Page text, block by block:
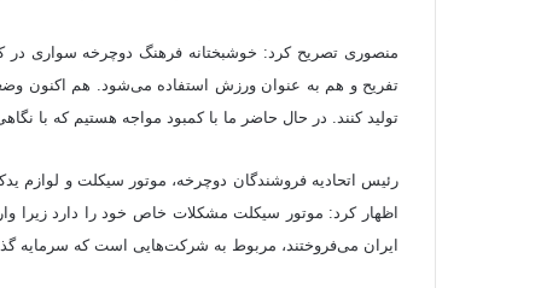
منصوری تصریح کرد: خوشبختانه فرهنگ دوچرخه سواری
تفریح و هم به عنوان ورزش استفاده می‌شود. هم اکنون
تولید کنند. در حال حاضر ما با کمبود مواجه هستیم که با
رئیس اتحادیه فروشندگان دوچرخه، موتور سیکلت و لوازم
اظهار کرد: موتور سیکلت مشکلات خاص خود را دارد زیرا
ایران می‌فروختند، مربوط به شرکت‌هایی است که سرمایه